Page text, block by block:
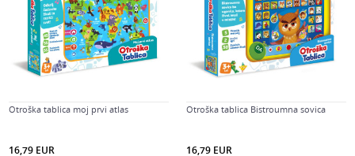
Otroška tablica moj prvi atlas
16,79 EUR
Otroška tablica Bistroumna sovica
16,79 EUR